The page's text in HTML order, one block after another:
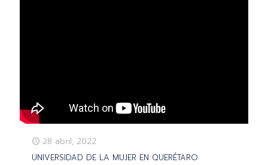
28 abril, 2022
UNIVERSIDAD DE LA MUJER EN QUERÉTARO